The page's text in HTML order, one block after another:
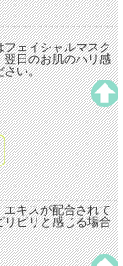
フェイシャルマスク
翌日のお肌のハリ感
さい。
エキスが配合されて
リピリと感じる場合